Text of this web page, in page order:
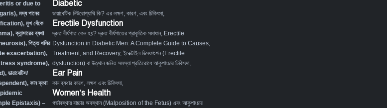
or due to
, মদ্য পানের
, মুখ বেঁকে
,ক্যান্সারের ব্যথা
neurosis), পিত্ত থলির
exacerbation),
stress syndrome),
, ডায়াবেটিস/
, কান ব্যথা
Epistaxis) –
Diabetic
ডায়াবেটিক নিউরোপ্যাথি কি? এর লক্ষণ, কারণ, এবং চিকিৎসা,
Erectile Dysfunction
দ্রুত বীর্যপাত কেন হয়? দ্রুত বীর্যপাতের প্রাকৃতিক সমাধান, Erectile
Dysfunction in Diabetic Men: A Complete Guide to Causes,
Treatment, and Recovery, ইরেক্টাইল ডিসফাংশন (Erectile
dysfunction) বা উত্থান জনিত সমস্যা প্রতিরোধে আকুপাংচার চিকিৎসা,
Ear Pain
কান ব্যথার কারণ, লক্ষণ এবং চিকিৎসা,
Women’s Health
গর্ভাবস্থায় বাচ্চার অবস্থান (Malposition of the Fetus) এবং আকুপাংচার